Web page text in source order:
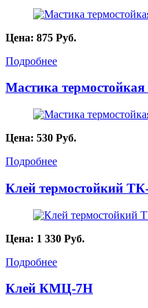
Цена: 875 Руб.
Подробнее
Мастика
Цена: 530 Руб.
Подробнее
Клей термостойкий
Цена: 1 330 Руб.
Подробнее
Клей КМЦ-7Н